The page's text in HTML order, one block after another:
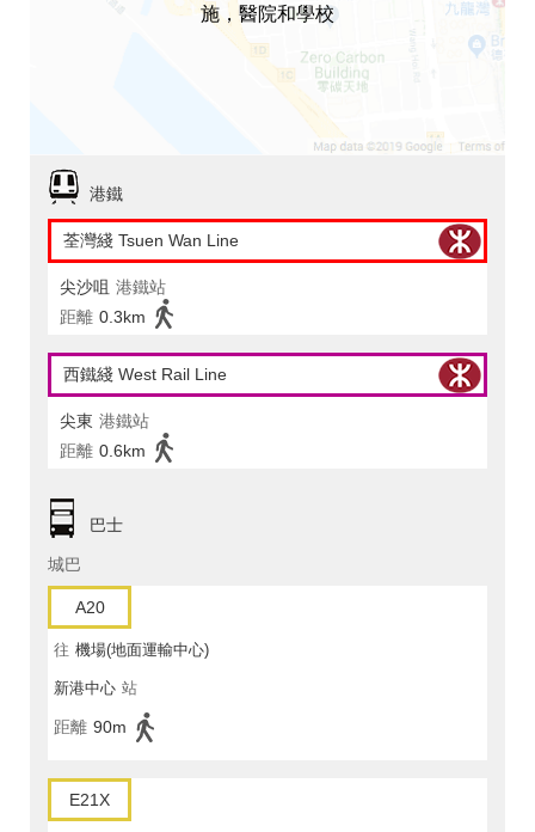
施，醫院和學校
港鐵
荃灣綫 Tsuen Wan Line
尖沙咀 港鐵站
距離 0.3km
西鐵綫 West Rail Line
尖東 港鐵站
距離 0.6km
巴士
城巴
A20
往 機場(地面運輸中心)
新港中心 站
距離 90m
E21X